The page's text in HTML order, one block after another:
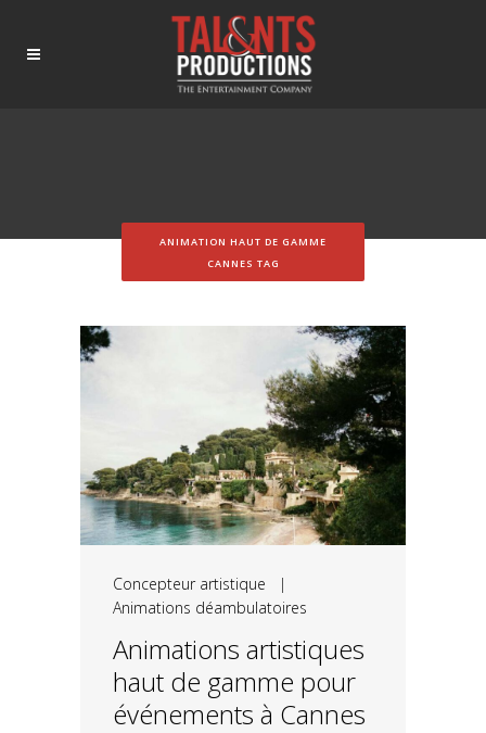
ANIMATION HAUT DE GAMME
CANNES TAG
Concepteur artistique |
Animations déambulatoires
Animations artistiques
haut de gamme pour
événements à Cannes